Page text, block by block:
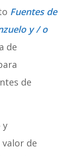
Fuentes de
y / o
de
de
y
de